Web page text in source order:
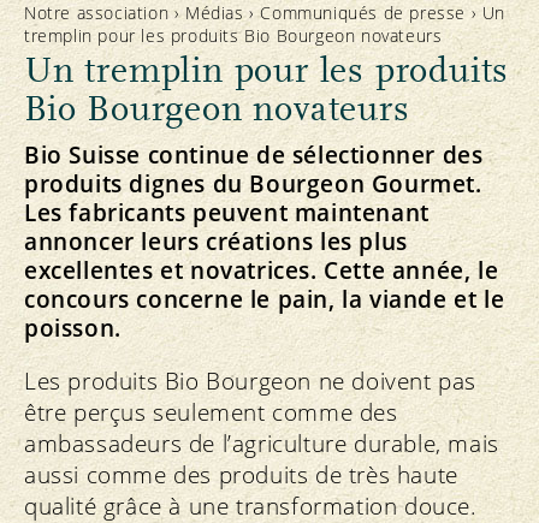
Notre association › Médias›Communiqués de presse › Un
tremplin pour les produits Bio Bourgeon novateurs
Un tremplin pour les produits
Bio Bourgeon novateurs
Bio Suisse continue de sélectionner des
produits dignes du Bourgeon Gourmet.
Les fabricants peuvent maintenant
annoncer leurs créations les plus
excellentes et novatrices. Cette année, le
concours concerne le pain, la viande et le
poisson.
Les produits Bio Bourgeon ne doivent pas
être perçus seulement comme des
ambassadeurs de l’agriculture durable, mais
aussi comme des produits de très haute
qualité grâce à une transformation douce.